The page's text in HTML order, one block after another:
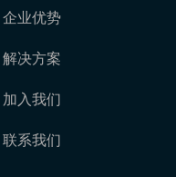
企业优势
解决方案
加入我们
联系我们